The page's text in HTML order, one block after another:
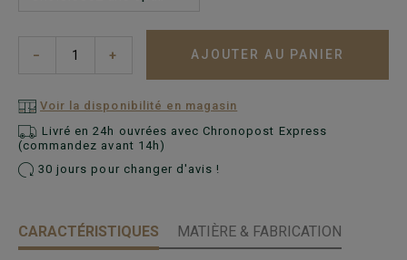
− + AJOUTER AU PANIER
Voir la disponibilité en magasin
Livré en 24h ouvrées avec Chronopost Express
(commandez avant 14h)
30 jours pour changer d'avis !
CARACTÉRISTIQUES MATIÈRE & FABRICATION